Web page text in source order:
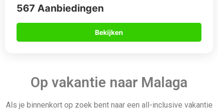
567 Aanbiedingen
Bekijken
Op vakantie naar Malaga
Als je binnenkort op zoek bent naar een all-inclusive vakantie